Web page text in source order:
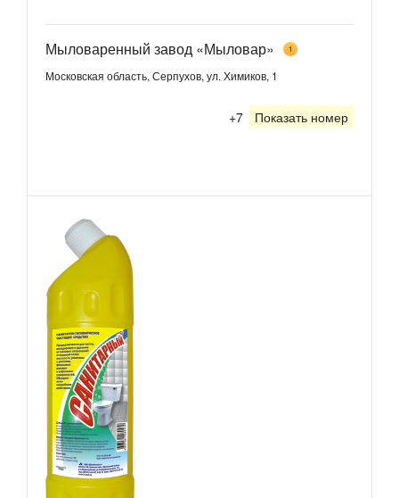
Мыловаренный завод «Мыловар» 1
Московская область, Серпухов, ул. Химиков, 1
+7 Показать номер